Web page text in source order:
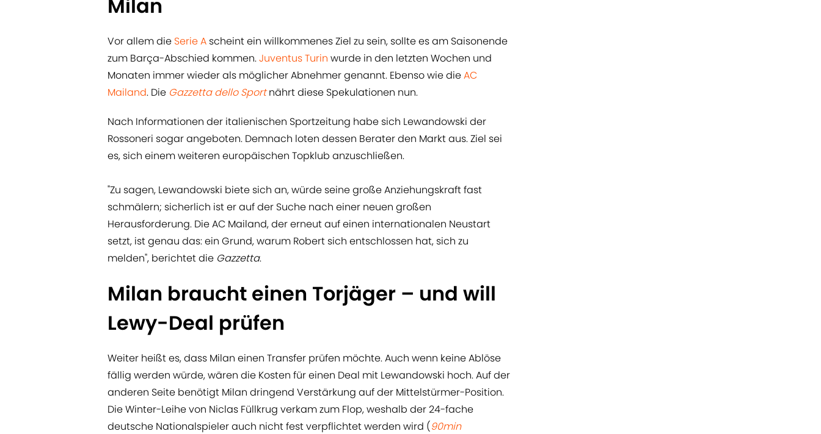
Milan
Vor allem die Serie A scheint ein willkommenes Ziel zu sein, sollte es am Saisonende
zum Barça-Abschied kommen.Juventus Turin wurde in den letzten Wochen und
Monaten immer wieder als möglicher Abnehmer genannt. Ebenso wie dieAC
Mailand. Die Gazzetta dello Sportnährt diese Spekulationen nun.
Nach Informationen der italienischen Sportzeitung habe sich Lewandowski der
Rossoneri sogar angeboten. Demnach loten dessen Berater den Markt aus. Ziel sei
es, sich einem weiteren europäischen Topklub anzuschließen.
"Zu sagen, Lewandowski biete sich an, würde seine große Anziehungskraft fast
schmälern; sicherlich ist er auf der Suche nach einer neuen großen
Herausforderung. Die AC Mailand, der erneut auf einen internationalen Neustart
setzt, ist genau das: ein Grund, warum Robert sich entschlossen hat, sich zu
melden", berichtet die Gazzetta.
Milan braucht einen Torjäger – und will
Lewy-Deal prüfen
Weiter heißt es, dass Milan einen Transfer prüfen möchte. Auch wenn keine Ablöse
fällig werden würde, wären die Kosten für einen Deal mit Lewandowski hoch. Auf der
anderen Seite benötigt Milan dringend Verstärkung auf der Mittelstürmer-Position.
Die Winter-Leihe von Niclas Füllkrug verkam zum Flop, weshalb der 24-fache
deutsche Nationalspieler auch nicht fest verpflichtet werden wird (90min